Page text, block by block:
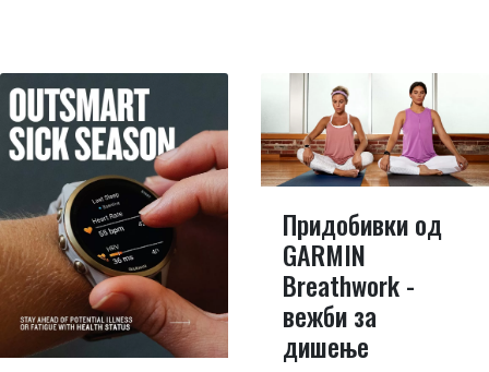
Придобивки од
GARMIN
Breathwork -
вежби за
дишење